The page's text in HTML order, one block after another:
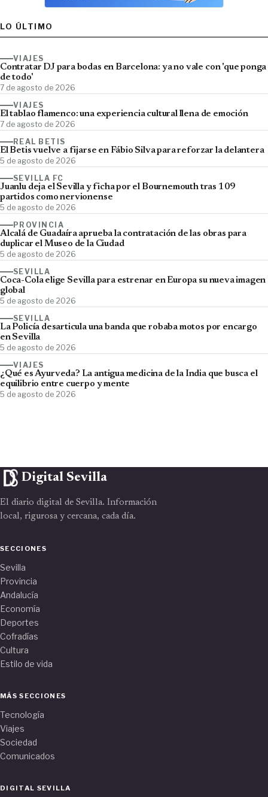
LO ÚLTIMO
VIAJES
Contratar DJ para bodas en Barcelona: ya no vale con 'que ponga
de todo'
7 de agosto de 2026
VIAJES
El tablao flamenco: una experiencia cultural llena de emoción
7 de agosto de 2026
REAL BETIS
El Betis vuelve a fijarse en Fábio Silva para reforzar la delantera
5 de agosto de 2026
SEVILLA FC
Juanlu deja el Sevilla y ficha por el Bournemouth tras 109
partidos como nervionense
5 de agosto de 2026
PROVINCIA
Alcalá de Guadaíra aprueba la contratación de las obras para
duplicar el Museo de la Ciudad
5 de agosto de 2026
SEVILLA
Coca-Cola elige Sevilla para estrenar en Europa su nueva imagen
global
5 de agosto de 2026
SEVILLA
La Policía desarticula una banda que robaba motos por encargo
en Sevilla
5 de agosto de 2026
VIAJES
¿Qué es Ayurveda? La antigua medicina de la India que busca el
equilibrio entre cuerpo y mente
5 de agosto de 2026
Digital Sevilla
El diario digital de Sevilla. Información
local, rigurosa y cercana, cada día.
SECCIONES
Sevilla
Provincia
Andalucía
Economía
Deportes
Cofradías
Cultura
Estilo de vida
MÁS SECCIONES
Tecnología
Viajes
Sociedad
Comunicados
DIGITAL SEVILLA